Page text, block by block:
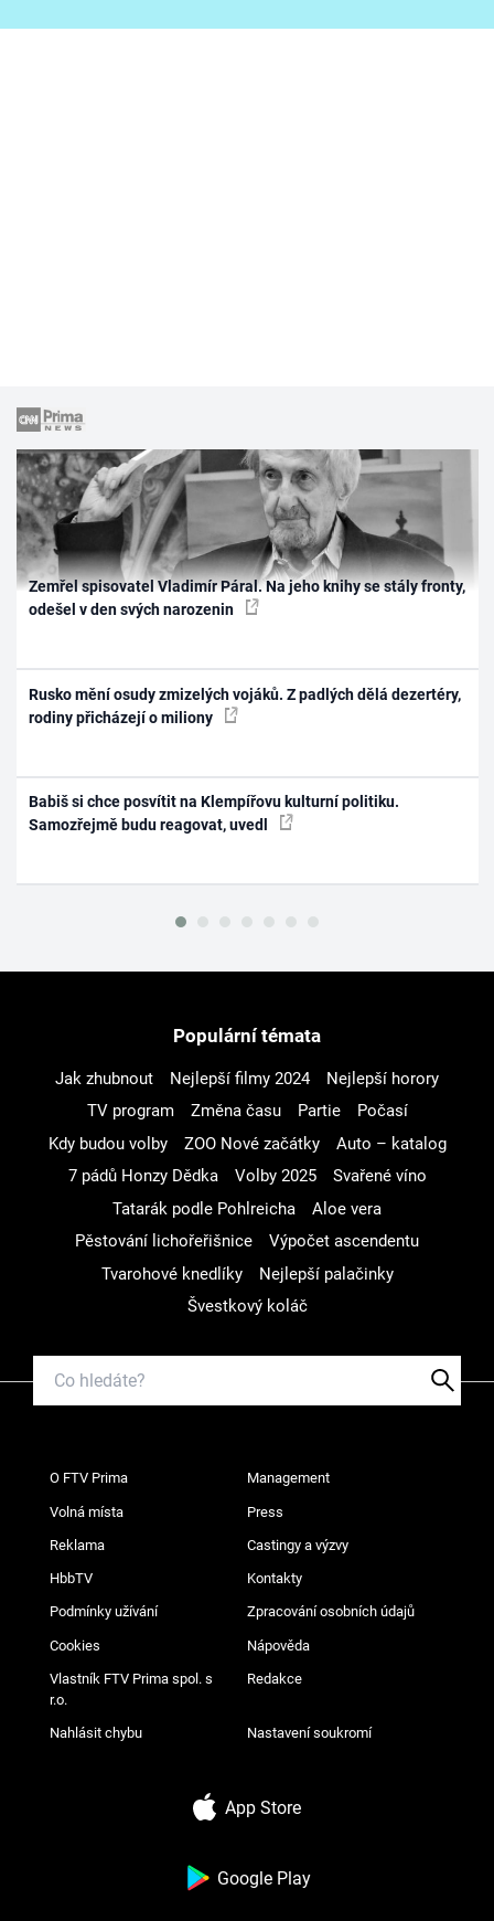
Zemřel spisovatel Vladimír Páral. Na jeho knihy se stály fronty,
odešel v den svých narozenin
Rusko mění osudy zmizelých vojáků. Z padlých dělá dezertéry,
rodiny přicházejí o miliony
Babiš si chce posvítit na Klempířovu kulturní politiku.
Samozřejmě budu reagovat, uvedl
Populární témata
Jak zhubnout Nejlepší filmy 2024
Nejlepší horory
TV program
Změna času Partie
Počasí
Kdy budou volby
ZOO Nové začátky
Auto – katalog
7 pádů Honzy Dědka
Volby 2025
Svařené víno
Tatarák podle Pohlreicha
Aloe vera
Pěstování lichořeřišnice
Výpočet ascendentu
Tvarohové knedlíky
Nejlepší palačinky
Švestkový koláč
O FTV Prima Management
Volná místa Press
Reklama Castingy a výzvy
HbbTV Kontakty
Podmínky užívání Zpracování osobních údajů
Cookies Nápověda
Vlastník FTV Prima spol. s
r.o.
Redakce
Nahlásit chybu Nastavení soukromí
App Store
Google Play